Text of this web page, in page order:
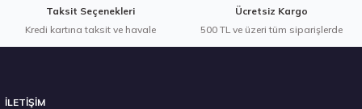
Taksit Seçenekleri
Kredi kartına taksit ve havale
Ücretsiz Kargo
500 TL ve üzeri tüm siparişlerde
İLETİŞİM